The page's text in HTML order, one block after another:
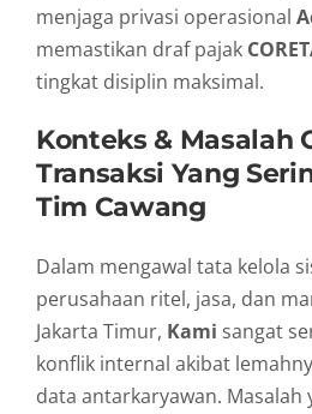
menjaga privasi operasional
memastikan draf pajak
tingkat disiplin maksimal.
Konteks & Masalah
Transaksi Yang
Tim Cawang
Dalam mengawal tata kelola
perusahaan ritel, jasa, dan
Jakarta Timur, Kami sangat
konflik internal akibat
data antarkaryawan. Masalah